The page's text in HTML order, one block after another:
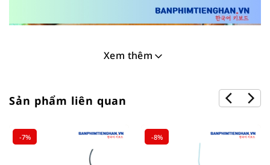
Xem thêm
Sản phẩm liên quan
-7% -8%